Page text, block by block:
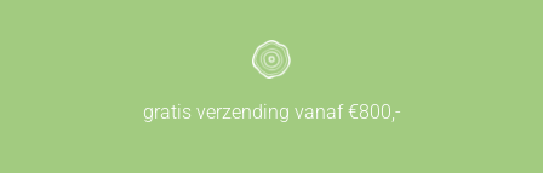
gratis verzending vanaf €800,-